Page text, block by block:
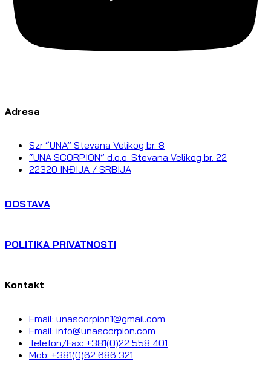
Adresa
Szr “UNA” Stevana Velikog br. 8
“UNA SCORPION” d.o.o. Stevana Velikog br. 22
22320 INĐIJA / SRBIJA
DOSTAVA
POLITIKA PRIVATNOSTI
Kontakt
Email: unascorpion1@gmail.com
Email: info@unascorpion.com
Telefon/Fax: +381(0)22 558 401
Mob: +381(0)62 686 321